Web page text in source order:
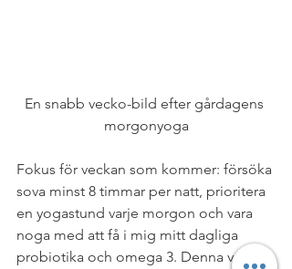
En snabb vecko-bild efter gårdagens
morgonyoga
Fokus för veckan som kommer: försöka
sova minst 8 timmar per natt, prioritera
en yogastund varje morgon och vara
noga med att få i mig mitt dagliga
probiotika och omega 3. Denna vecka